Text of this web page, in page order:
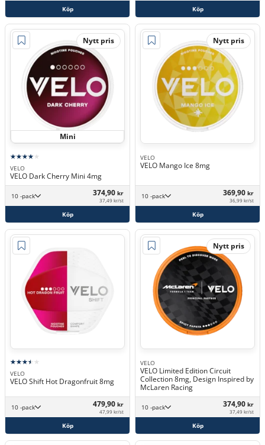
Köp Köp
Nytt pris
Mini
VELO
VELO Dark Cherry Mini 4mg
10 -pack 374,90 kr
37,49 kr/st
Köp
Nytt pris
VELO
VELO Mango Ice 8mg
10 -pack 369,90 kr
36,99 kr/st
Köp
VELO
VELO Shift Hot Dragonfruit 8mg
10 -pack 479,90 kr
47,99 kr/st
Köp
Nytt pris
VELO
VELO Limited Edition Circuit
Collection 8mg, Design Inspired by
McLaren Racing
10 -pack 374,90 kr
37,49 kr/st
Köp